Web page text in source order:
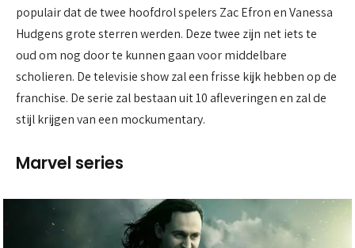
populair dat de twee hoofdrol spelers Zac Efron en Vanessa
Hudgens grote sterren werden. Deze twee zijn net iets te
oud om nog door te kunnen gaan voor middelbare
scholieren. De televisie show zal een frisse kijk hebben op de
franchise. De serie zal bestaan uit 10 afleveringen en zal de
stijl krijgen van een mockumentary.
Marvel series